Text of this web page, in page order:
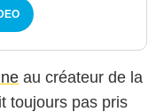
au créateur de la
toujours pas pris